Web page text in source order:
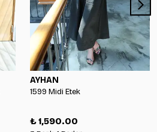
AYHAN
1599 Midi Etek
₺ 1,590.00